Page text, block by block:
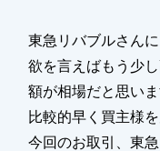
東急リバブルさん
欲を言えばもう少
額が相場だと思いま
比較的早く買主様
今回のお取引、東